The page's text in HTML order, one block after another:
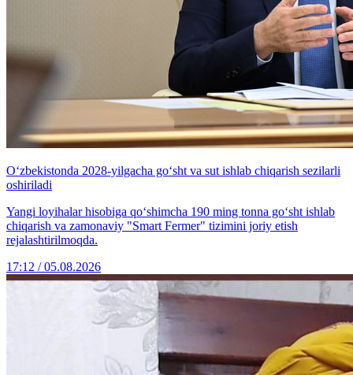
O‘zbekistonda 2028-yilgacha go‘sht va sut ishlab chiqarish sezilarli
oshiriladi
Yangi loyihalar hisobiga qo‘shimcha 190 ming tonna go‘sht ishlab
chiqarish va zamonaviy "Smart Fermer" tizimini joriy etish
rejalashtirilmoqda.
17:12 / 05.08.2026